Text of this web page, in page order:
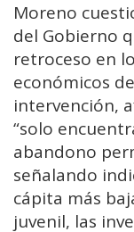
Moreno
del Gobierno
retroceso en
económicos
intervención,
“solo
abandono
señalando
cápita más
juvenil, las